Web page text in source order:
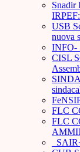
Snadir
USB
nuova
INFO-
CISL
FLC
FLC